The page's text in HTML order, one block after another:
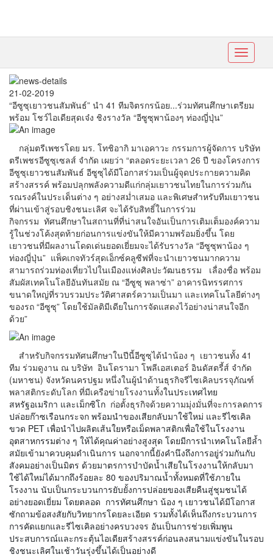
Toggle
21-02-2019
“อีซูซุเยาวชนสัมพันธ์” นำ 41 ทีมจิตรกรน้อย...ร่วมทัศนศึกษาเตรียม
พร้อม โชว์ไอเดียสุดเจ๋ง ชิงรางวัล “อีซูซุพาน้องๆ ท่องญี่ปุ่น”
กลุ่มตรีเพชรโดย มร. โทชิอากิ มาเอคาวะ กรรมการผู้จัดการ บริษัท
ตรีเพชรอีซูซุเซลส์ จำกัด เผยว่า “ตลอดระยะเวลา 26 ปี ของโครงการ
อีซูซุเยาวชนสัมพันธ์ อีซูซุได้มีโอกาสร่วมเป็นผู้จุดประกายความคิด
สร้างสรรค์ พร้อมปลุกพลังความดีแก่กลุ่มเยาวชนไทยในการร่วมกัน
รณรงค์ในประเด็นต่าง ๆ อย่างสม่ำเสมอ และพิเศษสำหรับทีมเยาวชน
ที่ผ่านเข้าสู่รอบชิงชนะเลิศ จะได้รับสิทธิ์ในการร่วม
กิจกรรม ทัศนศึกษาในสถานที่ที่น่าสนใจอันเป็นการเติมเต็มองค์ความ
รู้ในช่วงโค้งสุดท้ายก่อนการแข่งขันให้มีความพร้อมยิ่งขึ้น โดย
เยาวชนที่มีผลงานโดดเด่นยอดเยี่ยมจะได้รับรางวัล “อีซูซุพาน้อง ๆ
ท่องญี่ปุ่น” แพ็คเกจทัวร์สุดเอ็กซ์คลูซีฟที่จะนำเยาวชนมากความ
สามารถร่วมท่องเที่ยวไปในเมืองแห่งศิลปะวัฒนธรรม เลื่องชื่อ พร้อม
สัมผัสเทคโนโลยีอันทันสมัย ณ “อีซูซุ พลาซ่า” อาคารนิทรรศการ
ขนาดใหญ่ที่รวบรวมประวัติศาสตร์ความเป็นมา และเทคโนโลยีต่างๆ
ของรถ “อีซูซุ” โดยใช้มัลติมีเดียในการจัดแสดงไว้อย่างน่าสนใจอีก
ด้วย”
สำหรับกิจกรรมทัศนศึกษาในปีนี้อีซูซุได้นำน้อง ๆ เยาวชนทั้ง 41
ทีม ร่วมดูงาน ณ บริษัท อินโดรามา โพลีเอสเตอร์ อินดัสตรี้ส์ จำกัด
(มหาชน) จังหวัดนครปฐม หนึ่งในผู้นำด้านธุรกิจรีไซเคิลบรรจุภัณฑ์
พลาสติกระดับโลก ที่มีเครือข่ายโรงงานทั้งในประเทศไทย
สหรัฐอเมริกา และเม็กซิโก ก่อตั้งธุรกิจด้วยความมุ่งมั่นที่จะการลดการ
ปล่อยก๊าซเรือนกระจก พร้อมนำของเสียกลับมาใช้ใหม่ และรีไซเคิล
ขวด PET เพื่อนำไปผลิตเส้นใยหรือเม็ดพลาสติกเพื่อใช้ในโรงงาน
อุตสาหกรรมต่าง ๆ ให้ได้คุณค่าอย่างสูงสุด โดยมีการนำเทคโนโลยีล้ำ
สมัยเข้ามาควบคุมดำเนินการ นอกจากนี้ยังคำนึงถึงการอยู่ร่วมกันกับ
สังคมอย่างเป็นมิตร ด้วยมาตรการบำบัดน้ำเสียในโรงงานให้กลับมา
ใช้ได้ใหม่ได้มากถึงร้อยละ 80 ของปริมาณน้ำทั้งหมดที่ใช้ภายใน
โรงงาน นับเป็นกระบวนการยับยั้งการปล่อยของเสียคืนสู่ชุมชนได้
อย่างยอดเยี่ยม โดยตลอด การทัศนศึกษา น้อง ๆ เยาวชนได้มีโอกาส
ซักถามข้อสงสัยกับวิทยากรโดยละเอียด รวมทั้งได้เห็นถึงกระบวนการ
การคัดแยกและรีไซเคิลอย่างครบวงจร อันเป็นการช่วยเพิ่มพูน
ประสบการณ์และกระตุ้นไอเดียสร้างสรรค์ก่อนลงสนามแข่งขันในรอบ
ชิงชนะเลิศในเช้าวันรุ่งขึ้นได้เป็นอย่างดี